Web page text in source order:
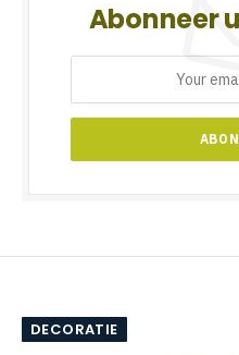
Abonneer
DECORATIE